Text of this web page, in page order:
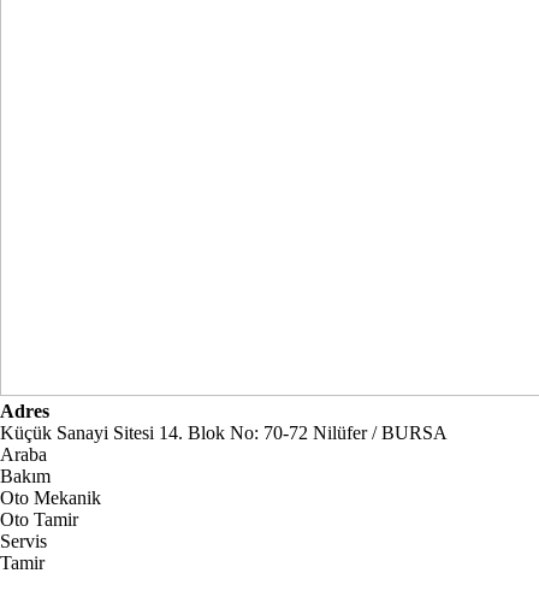
Adres
Küçük Sanayi Sitesi 14. Blok No: 70-72 Nilüfer / BURSA
Araba
Bakım
Oto Mekanik
Oto Tamir
Servis
Tamir